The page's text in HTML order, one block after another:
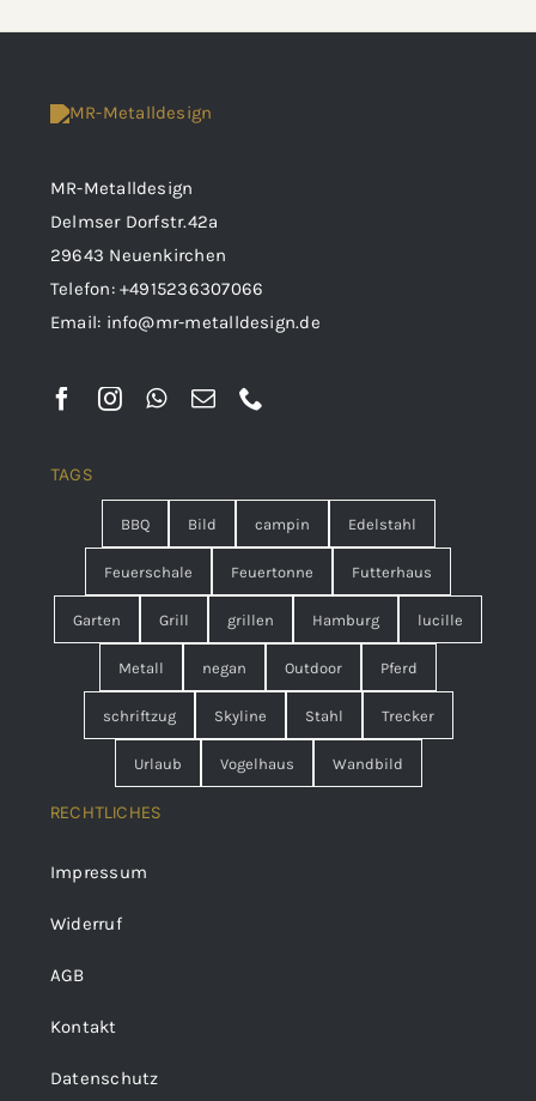
MR-Metalldesign
Delmser Dorfstr.42a
29643 Neuenkirchen
Telefon:+4915236307066
Email: info@mr-metalldesign.de
TAGS
BBQ Bild campin Edelstahl
Feuerschale Feuertonne Futterhaus
Garten Grill grillen Hamburg lucille
Metall negan Outdoor Pferd
schriftzug Skyline Stahl Trecker
Urlaub Vogelhaus Wandbild
RECHTLICHES
Impressum
Widerruf
AGB
Kontakt
Datenschutz